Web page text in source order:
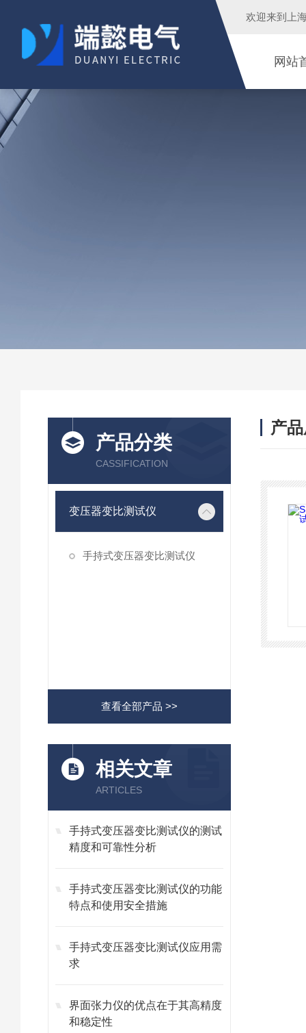
欢迎来到 上
网站
产品分类
CASSIFICATION
变压器变比测试仪
手持式变压器变比测试仪
查看全部产品 >>
相关文章
ARTICLES
手持式变压器变比测试仪的测试
精度和可靠性分析
手持式变压器变比测试仪的功能
特点和使用安全措施
手持式变压器变比测试仪应用需
求
界面张力仪的优点在于其高精度
和稳定性
产